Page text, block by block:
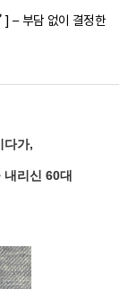
] – 부담 없이 결정한
다가,
리신 60대